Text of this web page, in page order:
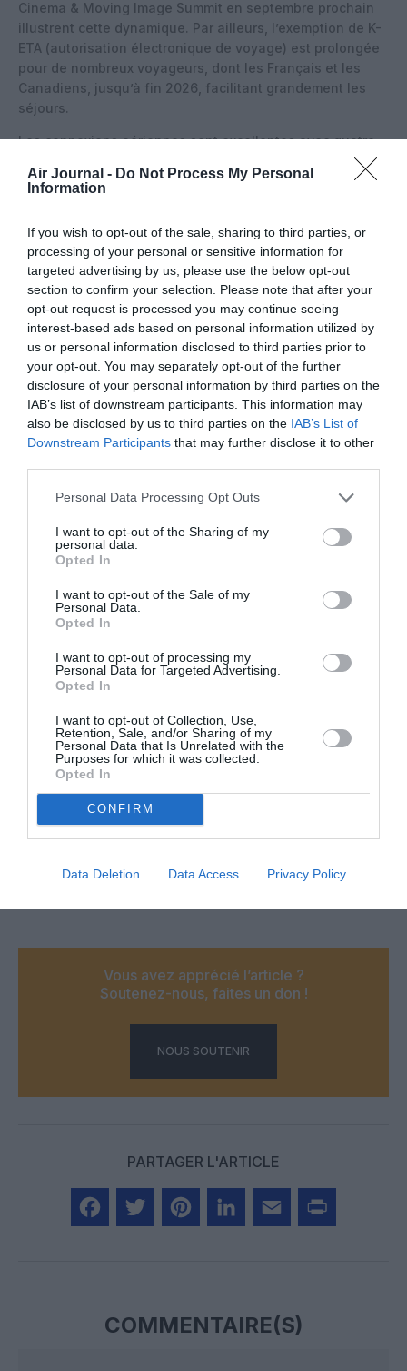
Air Journal - Do Not Process My Personal
Information
If you wish to opt-out of the sale, sharing to third parties, or
processing of your personal or sensitive information for
targeted advertising by us, please use the below opt-out
section to confirm your selection. Please note that after your
opt-out request is processed you may continue seeing
interest-based ads based on personal information utilized by
us or personal information disclosed to third parties prior to
your opt-out. You may separately opt-out of the further
disclosure of your personal information by third parties on the
IAB’s list of downstream participants. This information may
also be disclosed by us to third parties on the IAB’s List of
Downstream Participants that may further disclose it to other
Personal Data Processing Opt Outs
I want to opt-out of the Sharing of my
personal data.
Opted In
I want to opt-out of the Sale of my
Personal Data.
Opted In
I want to opt-out of processing my
Personal Data for Targeted Advertising.
Opted In
I want to opt-out of Collection, Use,
Retention, Sale, and/or Sharing of my
Personal Data that Is Unrelated with the
Purposes for which it was collected.
Opted In
CONFIRM
Data Deletion Data Access Privacy Policy
Cinema & Moving Image Summit en septembre prochain
illustrent cette dynamique. Par ailleurs, l’exemption de K-
ETA (autorisation électronique de voyage) est prolongée
pour de nombreux voyageurs, dont les Français et les
Canadiens, jusqu’à fin 2026, facilitant grandement les
séjours.
Les connexions aériennes sont excellentes avec quatre
compagnies reliant directement Paris à Séoul au départ
de Paris-CDG : Air France assure un vol quotidien, Korean
Pour septembre (saison idéale après la mousson), les
tarifs aller-retour débutent autour de 1 100 euros.
Au-delà de Séoul, une Corée plurielle
Dès lors, le tourisme en Corée du Sud devrait poursuivre
son essor. Le gouvernement ne voit plus le tourisme
comme un simple bonus économique, mais comme l’un de
ses principaux moteurs de croissance. D’ici 2030,
l’objectif de 30 millions de visiteurs passe notamment par
la décentralisation vers des régions à fort potentiel
comme Busan («la San Francisco coréenne»), Andong
(berceau d’une Corée plus traditionnelle et spirituelle) ou
séjour organisé, de circuit accompagné ou de voyage sur
mesure, afin de proposer une vision plus complète du
de la Corée du Sud auprès des voyageurs français, qu’ils
privilégient un voyage organisé clé en main ou un séjour
@Visit Korea
Vous avez apprécié l’article ?
Soutenez-nous, faites un don !
NOUS SOUTENIR
PARTAGER L'ARTICLE
COMMENTAIRE(S)